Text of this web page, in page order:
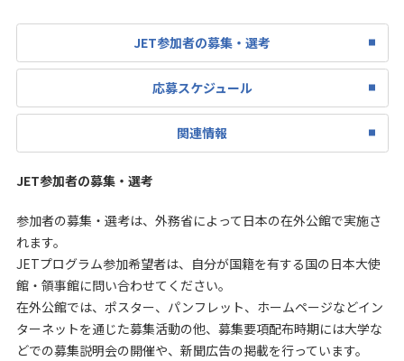
JET参加者の募集・選考
応募スケジュール
関連情報
JET参加者の募集・選考
参加者の募集・選考は、外務省によって日本の在外公館で実施さ
れます。
JETプログラム参加希望者は、自分が国籍を有する国の日本大使
館・領事館に問い合わせてください。
在外公館では、ポスター、パンフレット、ホームページなどイン
ターネットを通じた募集活動の他、募集要項配布時期には大学な
どでの募集説明会の開催や、新聞広告の掲載を行っています。